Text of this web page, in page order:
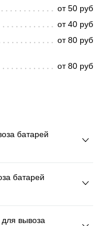
от 50 руб
от 40 руб
от 80 руб
от 80 руб
батарей
батарей
для вывоза